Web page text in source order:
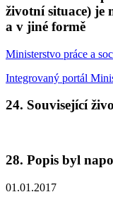
životní situace) je
a v jiné formě
Ministerstvo práce a
Integrovaný portál
24. Související
28. Popis byl
01.01.2017